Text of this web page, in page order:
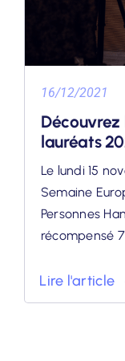
16/12/2021
lauréats
Le lundi 15
Semaine
Personnes
récompensé 7
Lire l'article